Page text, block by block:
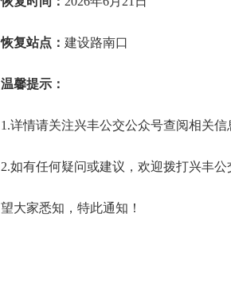
恢复站点： 建设路南口
温馨提示：
1.详情请关注兴丰公交公众号查阅相关
2.如有任何疑问或建议，欢迎拨打兴丰
望大家悉知，特此通知！